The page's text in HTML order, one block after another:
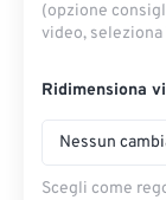
(opzione
video,
Ridimensiona
Nessun
Scegli come